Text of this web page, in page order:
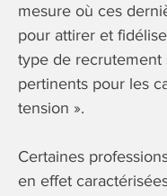
mesure où ces
pour attirer et
type de recrutement
pertinents pour les
tension ».
Certaines
en effet